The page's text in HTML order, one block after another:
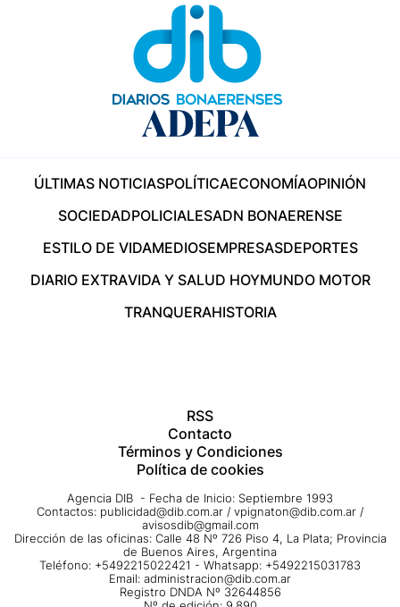
ÚLTIMAS NOTICIASPOLÍTICAECONOMÍAOPINIÓN
SOCIEDADPOLICIALESADN BONAERENSE
ESTILO DE VIDAMEDIOSEMPRESASDEPORTES
DIARIO EXTRAVIDA Y SALUD HOYMUNDO MOTOR
TRANQUERAHISTORIA
RSS
Contacto
Términos y Condiciones
Política de cookies
Agencia DIB - Fecha de Inicio: Septiembre 1993
Contactos: publicidad@dib.com.ar / vpignaton@dib.com.ar /
avisosdib@gmail.com
Dirección de las oficinas: Calle 48 Nº 726 Piso 4, La Plata; Provincia
de Buenos Aires, Argentina
Teléfono: +5492215022421 - Whatsapp: +5492215031783
Email: administracion@dib.com.ar
Registro DNDA Nº 32644856